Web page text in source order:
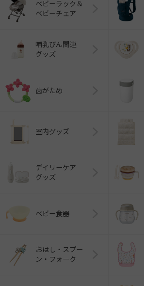
ベビーラック＆
ベビーチェア
哺乳びん関連
グッズ
歯がため
室内グッズ
デイリーケア
グッズ
ベビー食器
おはし・スプー
ン・フォーク